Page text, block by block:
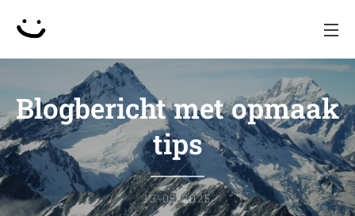
Blogbericht met opmaak
tips
13-05-2025